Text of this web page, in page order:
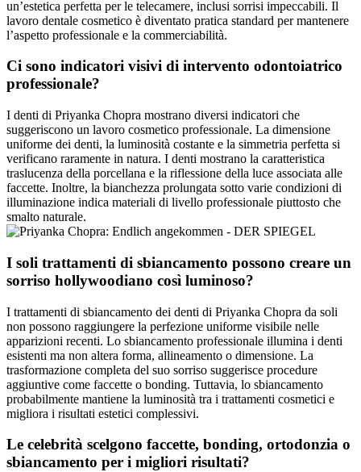
un’estetica perfetta per le telecamere, inclusi sorrisi impeccabili. Il
lavoro dentale cosmetico è diventato pratica standard per mantenere
l’aspetto professionale e la commerciabilità.
Ci sono indicatori visivi di intervento odontoiatrico
professionale?
I denti di Priyanka Chopra mostrano diversi indicatori che
suggeriscono un lavoro cosmetico professionale. La dimensione
uniforme dei denti, la luminosità costante e la simmetria perfetta si
verificano raramente in natura. I denti mostrano la caratteristica
traslucenza della porcellana e la riflessione della luce associata alle
faccette. Inoltre, la bianchezza prolungata sotto varie condizioni di
illuminazione indica materiali di livello professionale piuttosto che
smalto naturale.
I soli trattamenti di sbiancamento possono creare un
sorriso hollywoodiano così luminoso?
I trattamenti di sbiancamento dei denti di Priyanka Chopra da soli
non possono raggiungere la perfezione uniforme visibile nelle
apparizioni recenti. Lo sbiancamento professionale illumina i denti
esistenti ma non altera forma, allineamento o dimensione. La
trasformazione completa del suo sorriso suggerisce procedure
aggiuntive come faccette o bonding. Tuttavia, lo sbiancamento
probabilmente mantiene la luminosità tra i trattamenti cosmetici e
migliora i risultati estetici complessivi.
Le celebrità scelgono faccette, bonding, ortodonzia o
sbiancamento per i migliori risultati?